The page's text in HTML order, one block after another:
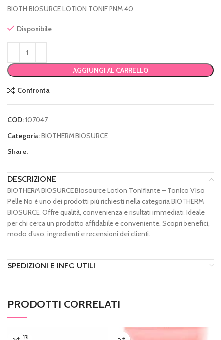
BIOTH BIOSURCE LOTION TONIF PNM 40
Disponibile
AGGIUNGI AL CARRELLO
Confronta
COD:107047
Categoria:BIOTHERM BIOSURCE
Share:
DESCRIZIONE
BIOTHERM BIOSURCE Biosource Lotion Tonifiante – Tonico Viso
Pelle No è uno dei prodotti più richiesti nella categoria BIOTHERM
BIOSURCE. Offre qualità, convenienza e risultati immediati. Ideale
per chi cerca un prodotto affidabile e conveniente. Scopri benefici,
modo d’uso, ingredienti e recensioni dei clienti.
SPEDIZIONI E INFO UTILI
PRODOTTI CORRELATI
ESAURI